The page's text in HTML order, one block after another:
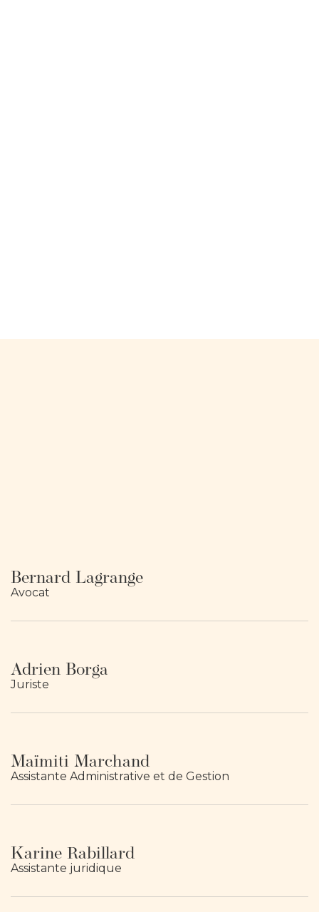
Bernard Lagrange
Avocat
Adrien Borga
Juriste
Maïmiti Marchand
Assistante Administrative et de Gestion
Karine Rabillard
Assistante juridique